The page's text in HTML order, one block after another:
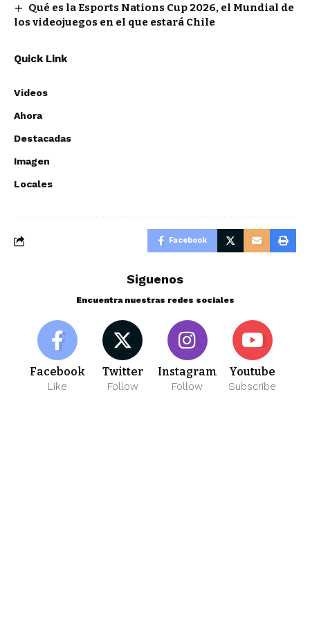
Qué es la Esports Nations Cup 2026, el Mundial de
los videojuegos en el que estará Chile
Quick Link
Videos
Ahora
Destacadas
Imagen
Locales
Facebook
Siguenos
Encuentra nuestras redes sociales
Facebook
Like
Twitter
Follow
Instagram
Follow
Youtube
Subscribe